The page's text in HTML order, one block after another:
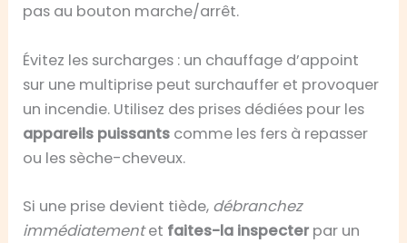
pas au bouton marche/arrêt.
Évitez les surcharges : un chauffage d’appoint
sur une multiprise peut surchauffer et provoquer
un incendie. Utilisez des prises dédiées pour les
appareils puissants comme les fers à repasser
ou les sèche-cheveux.
Si une prise devient tiède, débranchez
immédiatementet faites-la inspecter par un